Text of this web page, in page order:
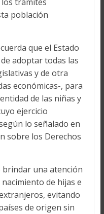
población
que el Estado
adoptar todas las
y de otra
económicas-, para
de las niñas y
ejercicio
lo señalado en
sobre los Derechos
brindar una atención
de hijas e
evitando
de origen sin